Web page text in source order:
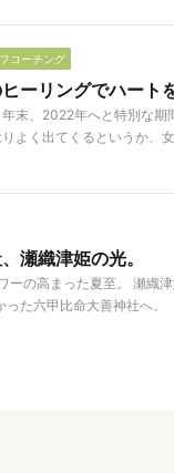
コーチング
ヒーリングでハート
末、2022年へと特別な期
よく出てくるというか、
瀬織津姫の光。
ーの高まった夏至。 瀬織
た六甲比命大善神社へ。